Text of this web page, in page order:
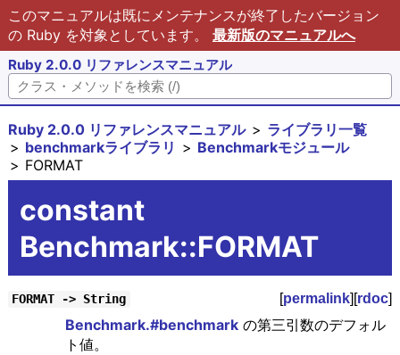
このマニュアルは既にメンテナンスが終了したバージョン
の Ruby を対象としています。 最新版のマニュアルへ
Ruby 2.0.0 リファレンスマニュアル
Ruby 2.0.0 リファレンスマニュアル
ライブラリ一覧
benchmarkライブラリ
Benchmarkモジュール
FORMAT
constant
Benchmark::FORMAT
FORMAT -> String [permalink][rdoc]
Benchmark.#benchmarkの第三引数のデフォル
ト値。